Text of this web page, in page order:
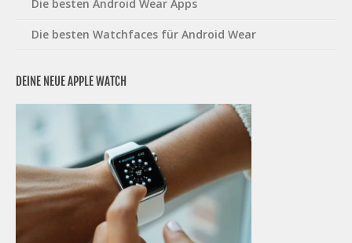
Die besten Android Wear Apps
Die besten Watchfaces für Android Wear
DEINE NEUE APPLE WATCH